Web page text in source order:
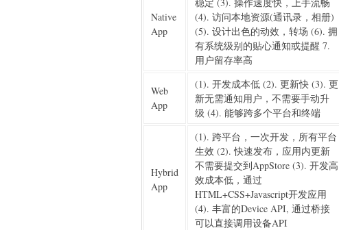
Native
App
(4). 访问本地资源(通讯录，相册)
(5). 设计出色的动效，转场 (6). 拥
有系统级别的贴心通知或提醒 7.
用户留存率高
Web
App
(1). 开发成本低 (2). 更新快 (3). 更
新无需通知用户，不需要手动升
级 (4). 能够跨多个平台和终端
Hybrid
App
(1). 跨平台，一次开发，所有平台
生效 (2). 快速发布，应用内更新
不需要提交到AppStore (3). 开发高
效成本低，通过
HTML+CSS+Javascript开发应用
(4). 丰富的Device API, 通过桥接
可以直接调用设备API